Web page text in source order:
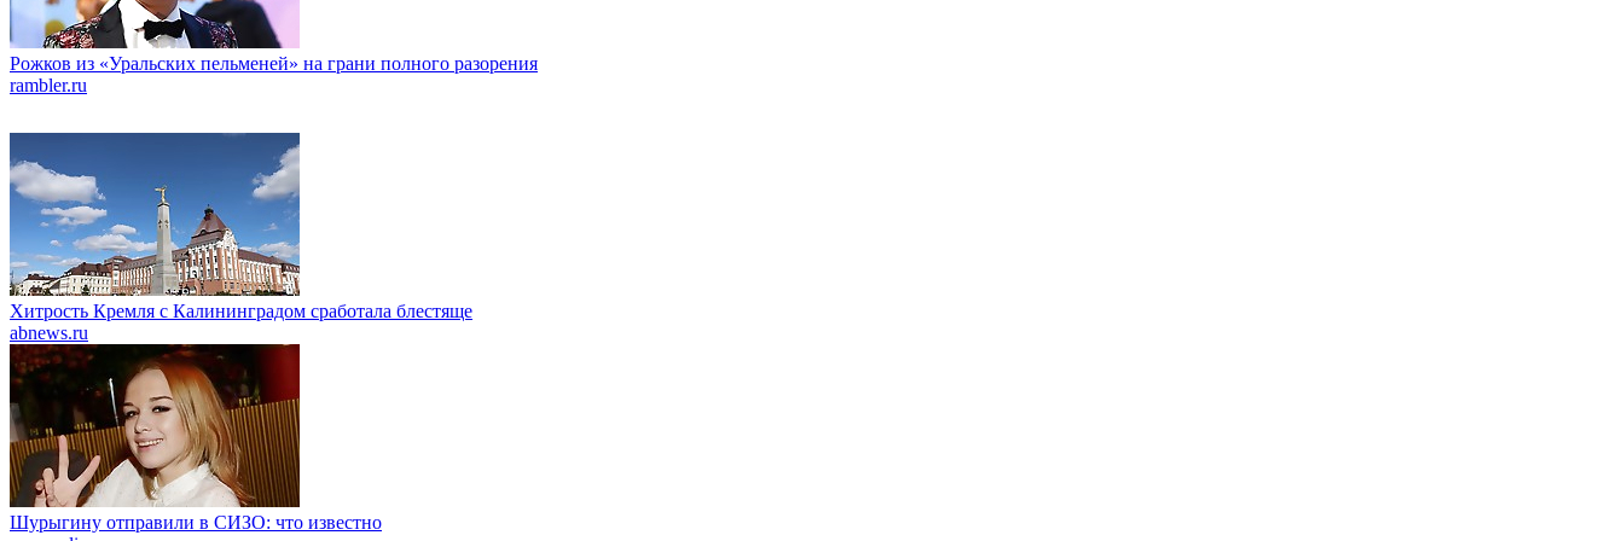
Рожков из «Уральских пельменей» на грани полного разорения
rambler.ru
Хитрость Кремля с Калининградом сработала блестяще
abnews.ru
Шурыгину отправили в СИЗО: что известно